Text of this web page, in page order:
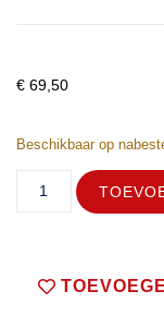
€ 69,50
Beschikbaar op